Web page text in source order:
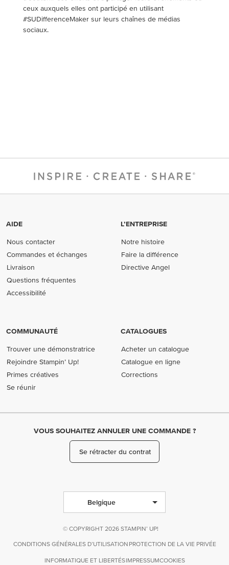
ceux auxquels elles ont participé en utilisant
#SUDifferenceMaker sur leurs chaînes de médias
sociaux.
AIDE
Nous contacter
Commandes et échanges
Livraison
Questions fréquentes
Accessibilité
L’ENTREPRISE
Notre histoire
Faire la différence
Directive Angel
COMMUNAUTÉ
Trouver une démonstratrice
Rejoindre Stampin’ Up!
Primes créatives
Se réunir
CATALOGUES
Acheter un catalogue
Catalogue en ligne
Corrections
VOUS SOUHAITEZ ANNULER UNE COMMANDE ?
Se rétracter du contrat
Belgique
© COPYRIGHT 2026 STAMPIN’ UP!
CONDITIONS GÉNÉRALES D’UTILISATION PROTECTION DE LA VIE PRIVÉE
INFORMATIQUE ET LIBERTÉSIMPRESSUMCOOKIES